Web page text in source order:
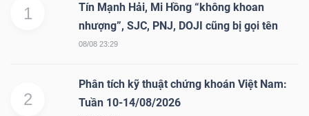
1
Tín Mạnh Hải, Mi Hồng “không khoan
nhượng”, SJC, PNJ, DOJI cũng bị gọi tên
08/08 23:29
2
Phân tích kỹ thuật chứng khoán Việt Nam:
Tuần 10-14/08/2026